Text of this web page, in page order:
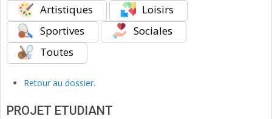
Artistiques
Loisirs
Sportives
Sociales
Toutes
Retour au dossier.
PROJET ETUDIANT